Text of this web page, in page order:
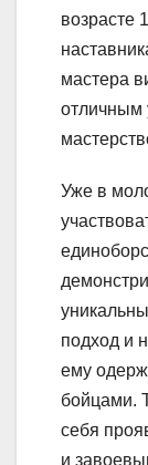
возрасте
мастера
отличным
Уже в
подход и
ему
бойцами.
себя
и